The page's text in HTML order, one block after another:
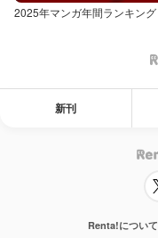
2025年マンガ年間ランキング
新刊
Renta!について